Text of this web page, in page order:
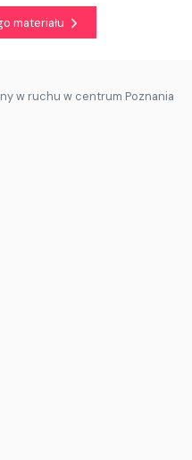
materiału
w ruchu w centrum Poznania